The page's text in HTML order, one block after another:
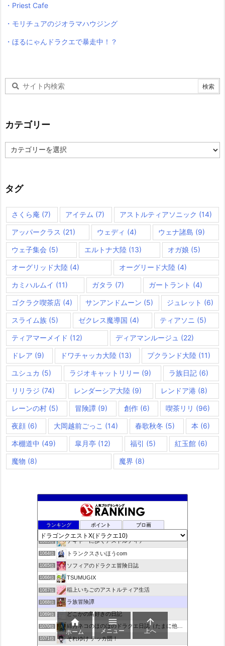
・Priest Cafe
・モリチュアのジオラマハウジング
・ほるにゃんドラクエで暴走中！？
カテゴリー
テ
ー
タグ
さくら庵 (7) アイテム (7) アストルティアソニック (14)
アッパークラス (21) ウェディ (4) ウェナ諸島 (9)
ウェ子集会 (5) エルトナ大陸 (13) オガ娘 (5)
オーグリッド大陸 (4) オーグリード大陸 (4)
カミハルムイ (11) ガタラ (7) ガートラント (4)
ゴクラク喫茶店 (4) サンアンドムーン (5) ジュレット (6)
スライム族 (5) ゼクレス魔導国 (4) ティアソニ (5)
ティアマーメイド (12) ディアマンルージュ (22)
ドレア (9) ドワチャッカ大陸(13) プクランド大陸 (11)
ユシュカ (5) ラジオキャットリリー (9) ラ族日記 (6)
リリラジ (74) レンダーシア大陸 (9) レンドア港 (8)
レーンの村 (5) 冒険譚(9) 創作(6) 喫茶リリ (96)
夜顔 (6) 大岡越前ごっこ (14) 春歌秋冬 (5) 本 (6)
本棚道中 (49) 皐月亭 (12) 福引 (5) 紅玉館(6)
魔物 (8) 魔界 (8)
ランキング ポイント ブロ画
ドラクエ10ラウラの日常とチーム運営ブログ
1062位 デコとギュッとどわこ♪のドラクエ10冒険日記
1063位 テキトーに歩くアストルティア
1064位 トランクスさいほうcom
1065位 ソフィアのドラクエ冒険日誌
1066位 TSUMUGIX
1067位 稲上いちごのアストルティア生活
1068位 ラ族冒険譚
1069位 どこかの鳥好きの日記
1070位 緋月ネコのほのぼのドラクエ日誌（たまに他のことも書いてます)
1071位 それゆけ テッカ団！

ホーム

メニュー

上へ